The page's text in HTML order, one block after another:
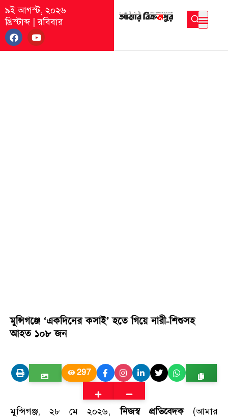
৯ই আগস্ট, ২০২৬
খ্রিস্টাব্দ|রবিবার
মুন্সিগঞ্জে ‘একদিনের কসাই’ হতে গিয়ে নারী-শিশুসহ
আহত ১০৮ জন
297
মুন্সিগঞ্জ, ২৮ মে ২০২৬,নিজস্ব প্রতিবেদক(আমার